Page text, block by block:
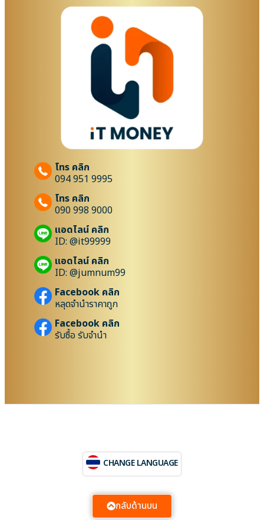
โทร คลิก
094 951 9995
โทร คลิก
090 998 9000
แอดไลน์ คลิก
ID: @it99999
แอดไลน์ คลิก
ID: @jumnum99
Facebook คลิก
หลุดจำนำราคาถูก
Facebook คลิก
รับซื้อ รับจำนำ
CHANGE LANGUAGE
กลับด้านบน